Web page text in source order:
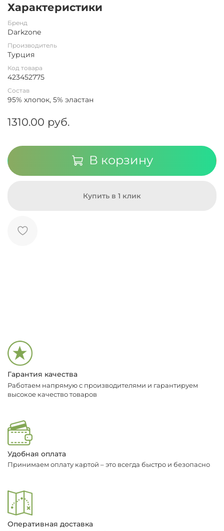
Характеристики
Бренд
Darkzone
Производитель
Турция
Код товара
423452775
Состав
95% хлопок, 5% эластан
1310.00 руб.
В корзину
Купить в 1 клик
Гарантия качества
Работаем напрямую с производителями и гарантируем
высокое качество товаров
Удобная оплата
Принимаем оплату картой – это всегда быстро и безопасно
Оперативная доставка